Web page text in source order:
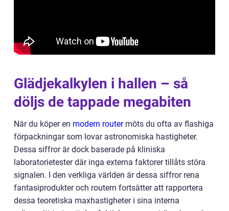
Glädjekalkylen i hallen – så
döljs de tappade megabiten
När du köper en modern routermöts du ofta av flashiga
förpackningar som lovar astronomiska hastigheter.
Dessa siffror är dock baserade på kliniska
laboratorietester där inga externa faktorer tillåts störa
signalen. I den verkliga världen är dessa siffror rena
fantasiprodukter och routern fortsätter att rapportera
dessa teoretiska maxhastigheter i sina interna